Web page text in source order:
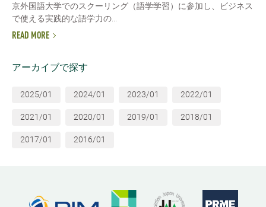
京外国語大学でのスクーリング（語学学習）に参加し、ビジネス
で使える実践的な語学力の...
READ MORE
アーカイブで探す
2025/01 2024/01 2023/01 2022/01
2021/01 2020/01 2019/01 2018/01
2017/01 2016/01